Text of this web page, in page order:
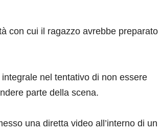
con cui il ragazzo avrebbe preparato
nel tentativo di non essere
parte della scena.
una diretta video all’interno di un